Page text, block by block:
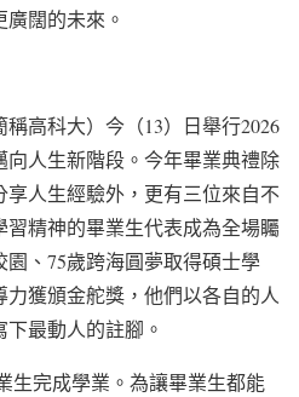
闊的未來。
高科大）今（13）日舉行2026
人生新階段。今年畢業典禮除
人生經驗外，更有三位來自不
精神的畢業生代表成為全場矚
、75歲跨海圓夢取得碩士學
獲頒金舵獎，他們以各自的人
最動人的註腳。
生完成學業。為讓畢業生都能